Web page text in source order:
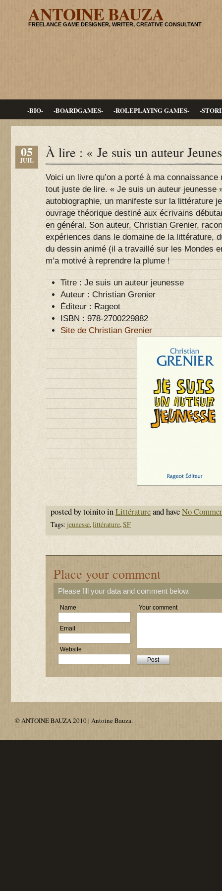
ANTOINE BAUZA
FREELANCE GAME DESIGNER, WRITER, CREATIVE CONSULTANT
-BIO- -BOARDGAMES- -ROLEPLAYING GAMES- -
05
JUIL À lire : « Je suis un auteur
Voici un livre qu’on a porté à ma
tout juste de lire. « Je suis un auteur jeunesse
autobiographie, un manifeste sur la littérature
ouvrage théorique destiné aux écrivains
en général. Son auteur, Christian Grenier,
expériences dans le domaine de la littérature,
du dessin animé (il a travaillé sur les Mondes
m’a motivé à reprendre la plume !
Titre : Je suis un auteur jeunesse
Auteur : Christian Grenier
Éditeur : Rageot
ISBN : 978-2700229882
Site de Christian Grenier
posted by toinito inLittératureand haveNo
Tags: jeunesse,littérature,SF
Place your comment
Please fill your data and comment below.
Name
Email
Website
Your comment
© ANTOINE BAUZA 2010 | Antoine Bauza.